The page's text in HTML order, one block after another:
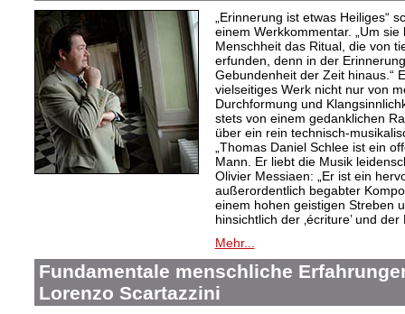
„Erinnerung ist etwas Heiliges“
einem Werkkommentar. „Um
Menschheit das Ritual, die von
erfunden, denn in der
Gebundenheit der Zeit hinaus.“
vielseitiges Werk nicht nur von
Durchformung und
stets von einem gedanklichen
über ein rein technisch-
„Thomas Daniel Schlee ist ein
Mann. Er liebt die Musik
Olivier Messiaen: „Er ist ein
außerordentlich begabter
einem hohen geistigen Streben
hinsichtlich der ‚écriture’ und der
Mehr...
Fundamentale menschliche
Lorenzo Scartazzini